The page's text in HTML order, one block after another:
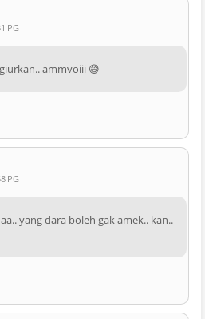
PG
ammvoiii 😅
PG
yang dara boleh gak amek.. kan..